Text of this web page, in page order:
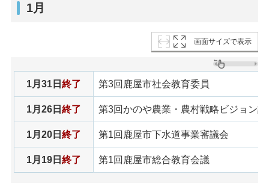
1月
画面サイズで表示
1月31日 終了 第3回鹿屋市社会教育委員
1月26日 終了 第3回かのや農業・農村戦略ビジョン
1月20日 終了 第1回鹿屋市下水道事業審議会
1月19日 終了 第1回鹿屋市総合教育会議